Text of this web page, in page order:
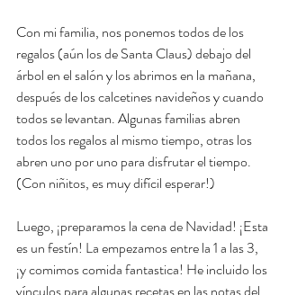
Con mi familia, nos ponemos todos de los
regalos (aún los de Santa Claus) debajo del
árbol en el salón y los abrimos en la mañana,
después de los calcetines navideños y cuando
todos se levantan. Algunas familias abren
todos los regalos al mismo tiempo, otras los
abren uno por uno para disfrutar el tiempo.
(Con niñitos, es muy difícil esperar!)
Luego, ¡preparamos la cena de Navidad! ¡Esta
es un festín! La empezamos entre la 1 a las 3,
¡y comimos comida fantastica! He incluido los